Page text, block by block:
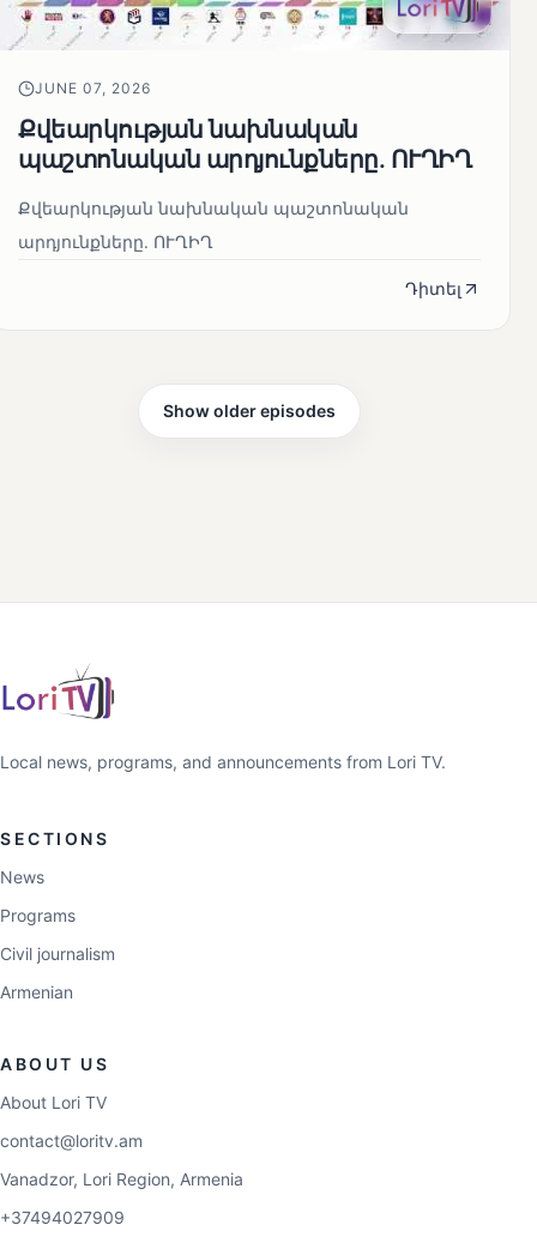
JUNE 07, 2026
Քվեարկության նախնական
պաշտոնական արդյունքները․ ՈՒՂԻՂ
Քվեարկության նախնական պաշտոնական
արդյունքները․ ՈՒՂԻՂ
Դիտել
Show older episodes
Local news, programs, and announcements from Lori TV.
SECTIONS
News
Programs
Civil journalism
Armenian
ABOUT US
About Lori TV
contact@loritv.am
Vanadzor, Lori Region, Armenia
+37494027909